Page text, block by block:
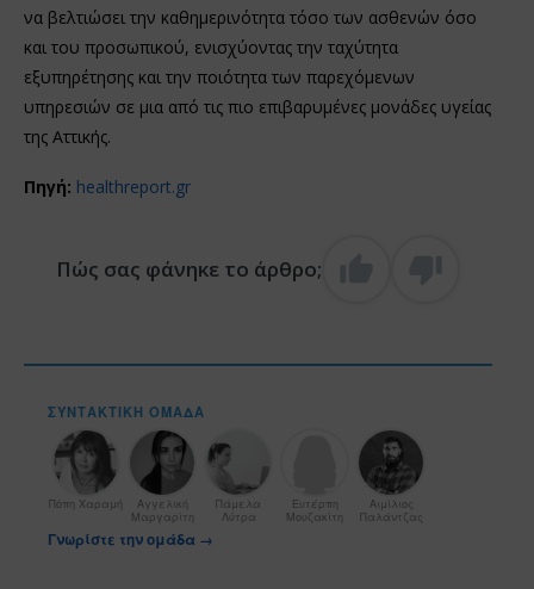
να βελτιώσει την καθημερινότητα τόσο των ασθενών όσο
και του προσωπικού, ενισχύοντας την ταχύτητα
εξυπηρέτησης και την ποιότητα των παρεχόμενων
υπηρεσιών σε μια από τις πιο επιβαρυμένες μονάδες υγείας
της Αττικής.
Πηγή: healthreport.gr
Πώς σας φάνηκε το άρθρο;
ΣΥΝΤΑΚΤΙΚΉ ΟΜΆΔΑ
Πόπη Χαραμή
Αγγελική
Μαργαρίτη
Πάμελα
Λύτρα
Ευτέρπη
Μουζακίτη
Αιμίλιος
Παλάντζας
Γνωρίστε την ομάδα →